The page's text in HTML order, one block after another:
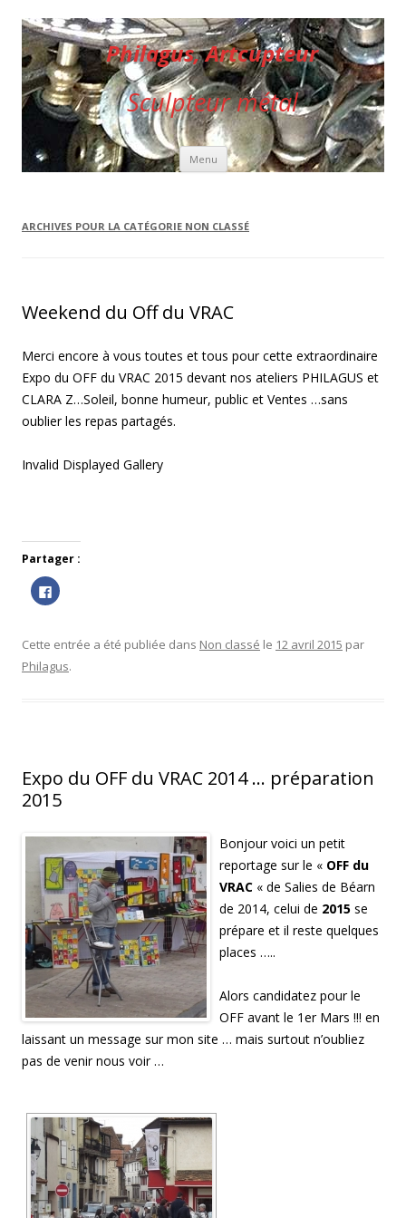
Philagus, Artcupteur
Sculpteur métal
Menu Aller au contenu principal
ARCHIVES POUR LA CATÉGORIE NON CLASSÉ
Weekend du Off du VRAC
Merci encore à vous toutes et tous pour cette extraordinaire
Expo du OFF du VRAC 2015 devant nos ateliers PHILAGUS et
CLARA Z…Soleil, bonne humeur, public et Ventes …sans
oublier les repas partagés.
Invalid Displayed Gallery
Partager :
C
l
e
z
p
o
e
r
s
u
a
e
b
o
o
k
(
o
u
v
r
e
d
a
u
n
e
n
o
l
l
e
f
n
ê
t
r
e
Cette entrée a été publiée dans Non classé le 12 avril 2015 par
Philagus.
Expo du OFF du VRAC 2014 … préparation
2015
Bonjour voici un petit
reportage sur le « OFF du
VRAC « de Salies de Béarn
de 2014, celui de 2015 se
prépare et il reste quelques
places …..
Alors candidatez pour le
OFF avant le 1er Mars !!! en
laissant un message sur mon site … mais surtout n’oubliez
pas de venir nous voir …